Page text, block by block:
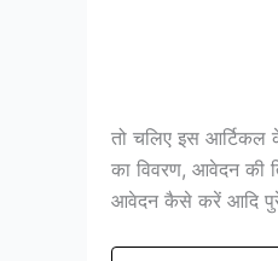
तो चलिए इस आर्टिकल
का विवरण, आवेदन की
आवेदन कैसे करें आदि पुरे